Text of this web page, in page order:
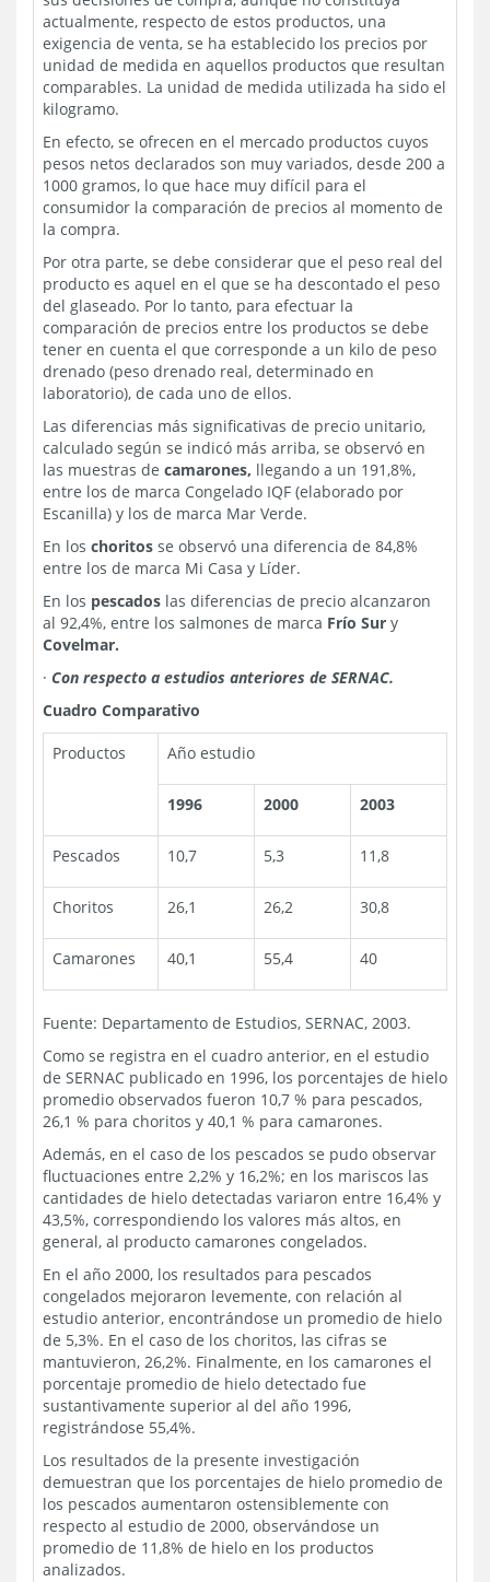
actualmente, respecto de estos productos, una
exigencia de venta, se ha establecido los precios por
unidad de medida en aquellos productos que resultan
comparables. La unidad de medida utilizada ha sido el
kilogramo.
En efecto, se ofrecen en el mercado productos cuyos
pesos netos declarados son muy variados, desde 200 a
1000 gramos, lo que hace muy difícil para el
consumidor la comparación de precios al momento de
la compra.
Por otra parte, se debe considerar que el peso real del
producto es aquel en el que se ha descontado el peso
del glaseado. Por lo tanto, para efectuar la
comparación de precios entre los productos se debe
tener en cuenta el que corresponde a un kilo de peso
drenado (peso drenado real, determinado en
laboratorio), de cada uno de ellos.
Las diferencias más significativas de precio unitario,
calculado según se indicó más arriba, se observó en
las muestras de camarones, llegando a un 191,8%,
entre los de marca Congelado IQF (elaborado por
Escanilla) y los de marca Mar Verde.
En los choritos se observó una diferencia de 84,8%
entre los de marca Mi Casa y Líder.
En los pescados las diferencias de precio alcanzaron
al 92,4%, entre los salmones de marca Frío Sur y
Covelmar.
· Con respecto a estudios anteriores de SERNAC.
Cuadro Comparativo
Productos Año estudio
1996 2000 2003
Pescados 10,7 5,3 11,8
Choritos 26,1 26,2 30,8
Camarones 40,1 55,4 40
Fuente: Departamento de Estudios, SERNAC, 2003.
Como se registra en el cuadro anterior, en el estudio
de SERNAC publicado en 1996, los porcentajes de hielo
promedio observados fueron 10,7 % para pescados,
26,1 % para choritos y 40,1 % para camarones.
Además, en el caso de los pescados se pudo observar
fluctuaciones entre 2,2% y 16,2%; en los mariscos las
cantidades de hielo detectadas variaron entre 16,4% y
43,5%, correspondiendo los valores más altos, en
general, al producto camarones congelados.
En el año 2000, los resultados para pescados
congelados mejoraron levemente, con relación al
estudio anterior, encontrándose un promedio de hielo
de 5,3%. En el caso de los choritos, las cifras se
mantuvieron, 26,2%. Finalmente, en los camarones el
porcentaje promedio de hielo detectado fue
sustantivamente superior al del año 1996,
registrándose 55,4%.
Los resultados de la presente investigación
demuestran que los porcentajes de hielo promedio de
los pescados aumentaron ostensiblemente con
respecto al estudio de 2000, observándose un
promedio de 11,8% de hielo en los productos
analizados.